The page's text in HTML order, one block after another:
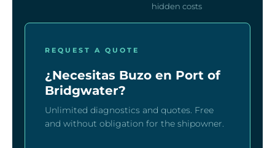
hidden costs
REQUEST A QUOTE
¿Necesitas Buzo en Port of
Bridgwater?
Unlimited diagnostics and quotes. Free
and without obligation for the shipowner.